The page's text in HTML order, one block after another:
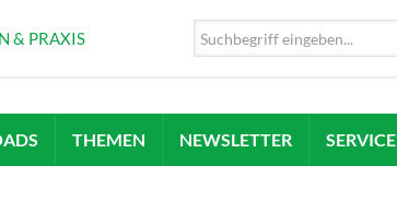
& PRAXIS
THEMEN NEWSLETTER SERVICE